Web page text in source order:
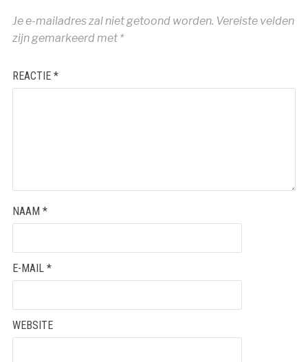
Je e-mailadres zal niet getoond worden. Vereiste velden
zijn gemarkeerd met *
REACTIE *
NAAM *
E-MAIL *
WEBSITE